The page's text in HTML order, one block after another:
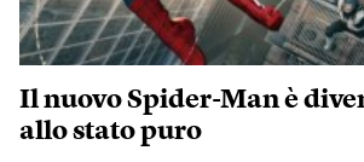
Il nuovo Spider-Man è
allo stato puro